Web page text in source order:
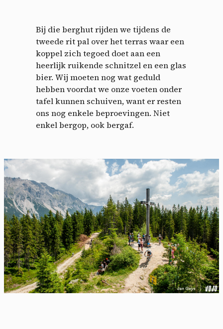
Bij die berghut rijden we tijdens de
tweede rit pal over het terras waar een
koppel zich tegoed doet aan een
heerlijk ruikende schnitzel en een glas
bier. Wij moeten nog wat geduld
hebben voordat we onze voeten onder
tafel kunnen schuiven, want er resten
ons nog enkele beproevingen. Niet
enkel bergop, ook bergaf.